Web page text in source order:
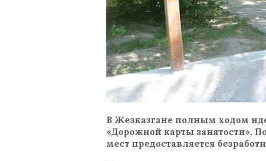
В Жезказгане полным ходом
«Дорожной карты занятости».
мест предоставляется